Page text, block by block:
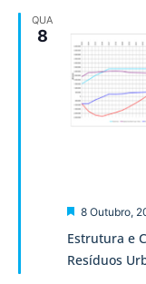
QUA
8
Estrutura e
Resíduos
Destaque
8 Outubro,